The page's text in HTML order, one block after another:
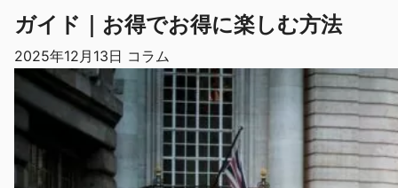
ガイド｜お得でお得に楽しむ方法
2025年12月13日 コラム